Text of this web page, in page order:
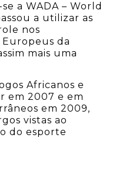
a WADA – World
a utilizar as
nos
Europeus da
mais uma
Africanos e
em 2007 e em
em 2009,
vistas ao
do esporte